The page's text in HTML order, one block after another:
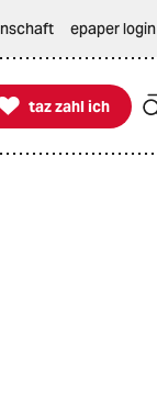
epaper login
taz zahl ich
taz zahl ich